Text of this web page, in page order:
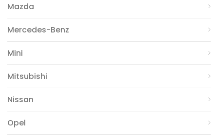
Mazda
Mercedes-Benz
Mini
Mitsubishi
Nissan
Opel